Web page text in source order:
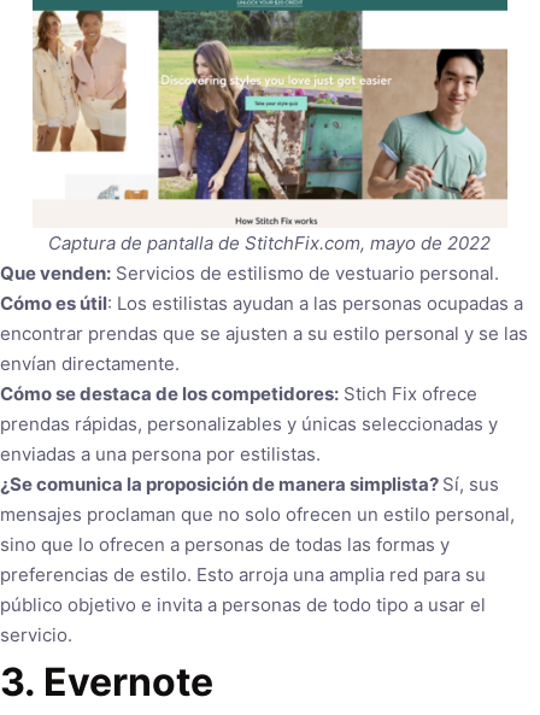
Captura de pantalla de StitchFix.com, mayo de 2022
Que venden: Servicios de estilismo de vestuario personal.
Cómo es útil: Los estilistas ayudan a las personas ocupadas a
encontrar prendas que se ajusten a su estilo personal y se las
envían directamente.
Cómo se destaca de los competidores: Stich Fix ofrece
prendas rápidas, personalizables y únicas seleccionadas y
enviadas a una persona por estilistas.
¿Se comunica la proposición de manera simplista? Sí, sus
mensajes proclaman que no solo ofrecen un estilo personal,
sino que lo ofrecen a personas de todas las formas y
preferencias de estilo. Esto arroja una amplia red para su
público objetivo e invita a personas de todo tipo a usar el
servicio.
3. Evernote